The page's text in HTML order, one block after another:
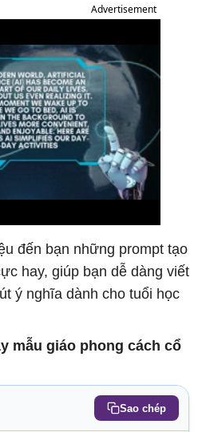
Advertisement
đến bạn những prompt tạo
hay, giúp bạn dễ dàng viết
ý nghĩa dành cho tuổi học
mẫu giáo phong cách cổ
Sao chép